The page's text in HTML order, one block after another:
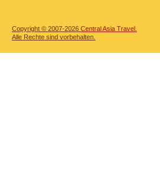
Copyright © 2007-2026 Central Asia Travel.
Alle Rechte sind vorbehalten.